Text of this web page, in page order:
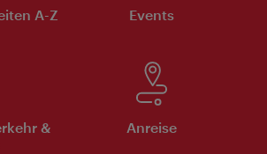
A-Z Events
&
Anreise